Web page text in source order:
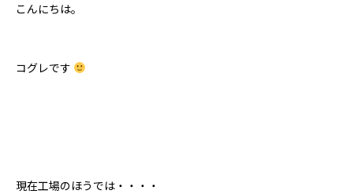
こんにちは。
コグレです
現在工場のほうでは・・・・